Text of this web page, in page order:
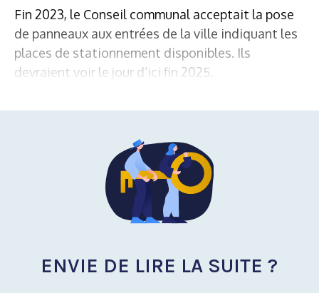
Fin 2023, le Conseil communal acceptait la pose
de panneaux aux entrées de la ville indiquant les
places de stationnement disponibles. Ils
devraient voir le jour d’ici fin 2025.
ENVIE DE LIRE LA SUITE ?